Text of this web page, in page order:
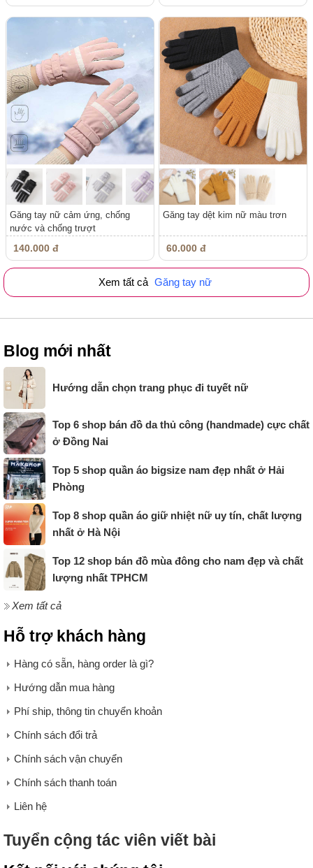
Găng tay nữ cảm ứng, chống
nước và chống trượt
140.000 đ
Găng tay dệt kim nữ màu trơn
60.000 đ
Xem tất cả Găng tay nữ
Blog mới nhất
Hướng dẫn chọn trang phục đi tuyết nữ
Top 6 shop bán đồ da thủ công (handmade) cực chất
ở Đồng Nai
Top 5 shop quần áo bigsize nam đẹp nhất ở Hải
Phòng
Top 8 shop quần áo giữ nhiệt nữ uy tín, chất lượng
nhất ở Hà Nội
Top 12 shop bán đồ mùa đông cho nam đẹp và chất
lượng nhất TPHCM
Xem tất cả
Hỗ trợ khách hàng
Hàng có sẵn, hàng order là gì?
Hướng dẫn mua hàng
Phí ship, thông tin chuyển khoản
Chính sách đổi trả
Chính sách vận chuyển
Chính sách thanh toán
Liên hệ
Tuyển cộng tác viên viết bài